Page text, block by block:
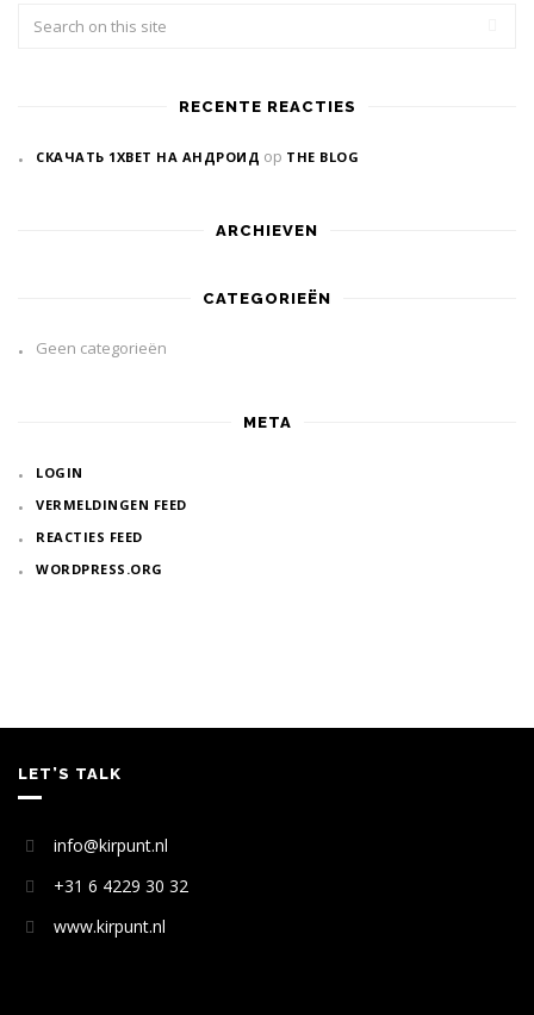
RECENTE REACTIES
СКАЧАТЬ 1XBET НА АНДРОИД op THE BLOG
ARCHIEVEN
CATEGORIEËN
Geen categorieën
META
LOGIN
VERMELDINGEN FEED
REACTIES FEED
WORDPRESS.ORG
LET’S TALK
info@kirpunt.nl
+31 6 4229 30 32
www.kirpunt.nl